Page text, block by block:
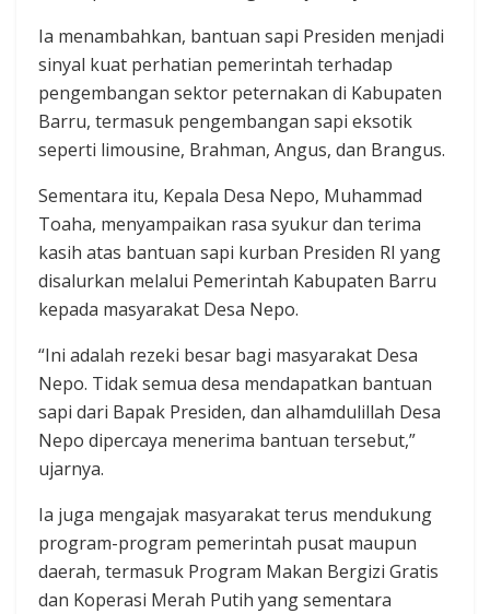
Ia menambahkan, bantuan sapi Presiden menjadi
sinyal kuat perhatian pemerintah terhadap
pengembangan sektor peternakan di Kabupaten
Barru, termasuk pengembangan sapi eksotik
seperti limousine, Brahman, Angus, dan Brangus.
Sementara itu, Kepala Desa Nepo, Muhammad
Toaha, menyampaikan rasa syukur dan terima
kasih atas bantuan sapi kurban Presiden RI yang
disalurkan melalui Pemerintah Kabupaten Barru
kepada masyarakat Desa Nepo.
“Ini adalah rezeki besar bagi masyarakat Desa
Nepo. Tidak semua desa mendapatkan bantuan
sapi dari Bapak Presiden, dan alhamdulillah Desa
Nepo dipercaya menerima bantuan tersebut,”
ujarnya.
Ia juga mengajak masyarakat terus mendukung
program-program pemerintah pusat maupun
daerah, termasuk Program Makan Bergizi Gratis
dan Koperasi Merah Putih yang sementara